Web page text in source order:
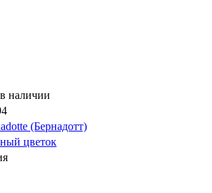
наличии
(Бернадотт)
цветок